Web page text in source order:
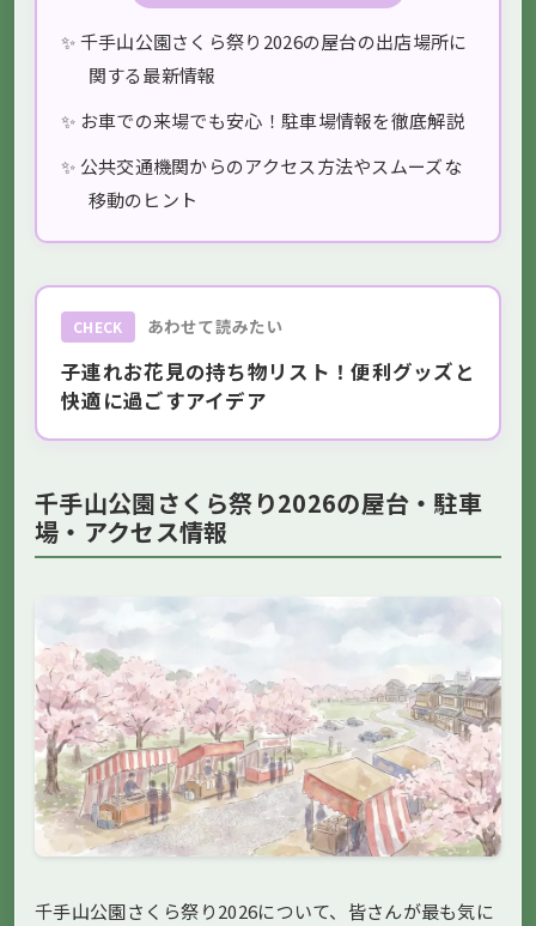
✨ 千手山公園さくら祭り2026の屋台の出店場所に
関する最新情報
✨ お車での来場でも安心！駐車場情報を徹底解説
✨ 公共交通機関からのアクセス方法やスムーズな
移動のヒント
CHECK あわせて読みたい
子連れお花見の持ち物リスト！便利グッズと
快適に過ごすアイデア
千手山公園さくら祭り2026の屋台・駐車
場・アクセス情報
千手山公園さくら祭り2026について、皆さんが最も気に